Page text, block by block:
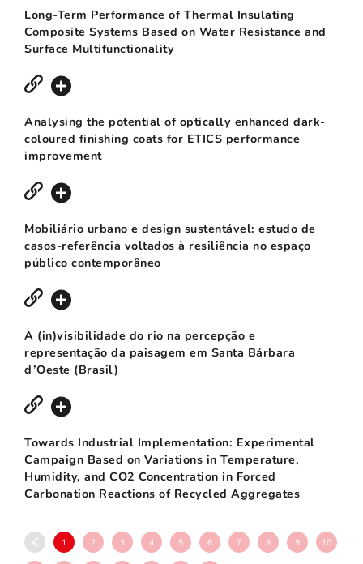
Long-Term Performance of Thermal Insulating
Composite Systems Based on Water Resistance and
Surface Multifunctionality
Analysing the potential of optically enhanced dark-
coloured finishing coats for ETICS performance
improvement
Mobiliário urbano e design sustentável: estudo de
casos-referência voltados à resiliência no espaço
público contemporâneo
A (in)visibilidade do rio na percepção e
representação da paisagem em Santa Bárbara
d’Oeste (Brasil)
Towards Industrial Implementation: Experimental
Campaign Based on Variations in Temperature,
Humidity, and CO2 Concentration in Forced
Carbonation Reactions of Recycled Aggregates
1 2 3 4 5 6 7 8 9 10